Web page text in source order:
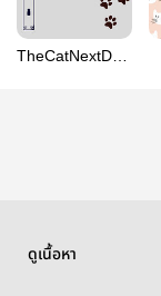
TheCatNextDoor
ดูเนื้อหา